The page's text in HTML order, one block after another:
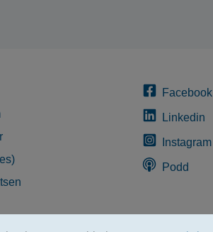
Facebook
Linkedin
Instagram
Podd